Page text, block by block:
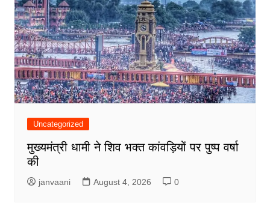
Uncategorized
मुख्यमंत्री धामी ने शिव भक्त कांवड़ियों पर पुष्प वर्षा
की
janvaani August 4, 2026 0